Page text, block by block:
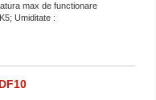
max de functionare
Umiditate :